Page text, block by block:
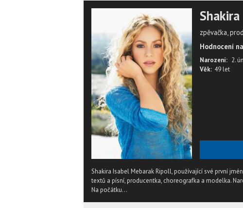
Shakira
zpěvačka,
Hodnocení
Narození: 2.
Věk: 49 let
Shakira Isabel Mebarak Ripoll, používající své první
textů a písní, producentka, choreografka a modelka.
Na počátku...